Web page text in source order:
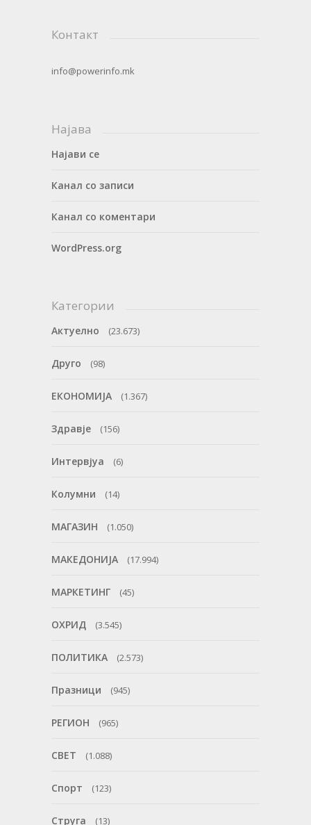
Контакт
info@powerinfo.mk
Најава
Најави се
Канал со записи
Канал со коментари
WordPress.org
Категории
Актуелно (23.673)
Друго (98)
ЕКОНОМИЈА (1.367)
Здравје (156)
Интервјуа (6)
Колумни (14)
МАГАЗИН (1.050)
МАКЕДОНИЈА (17.994)
МАРКЕТИНГ (45)
ОХРИД (3.545)
ПОЛИТИКА (2.573)
Празници (945)
РЕГИОН (965)
СВЕТ (1.088)
Спорт (123)
Струга (13)